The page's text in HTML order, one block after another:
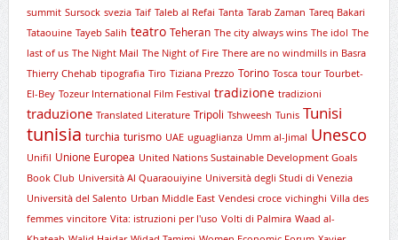
summit Sursock svezia Taif Taleb al Refai Tanta Tarab Zaman Tareq Bakari
Tataouine Tayeb Salih teatro Teheran The city always wins The idol The
last of us The Night Mail The Night of Fire There are no windmills in Basra
Thierry Chehab tipografia Tiro Tiziana Prezzo Torino Tosca tour Tourbet-
El-Bey Tozeur International Film Festival tradizione tradizioni
traduzione Translated Literature Tripoli Tshweesh Tunis Tunisi
tunisia turchia turismo UAE uguaglianza Umm al-Jimal Unesco
Unifil Unione Europea United Nations Sustainable Development Goals
Book Club Università Al Quaraouiyine Università degli Studi di Venezia
Università del Salento Urban Middle East Vendesi croce vichinghi Villa des
femmes vincitore Vita: istruzioni per l'uso Volti di Palmira Waad al-